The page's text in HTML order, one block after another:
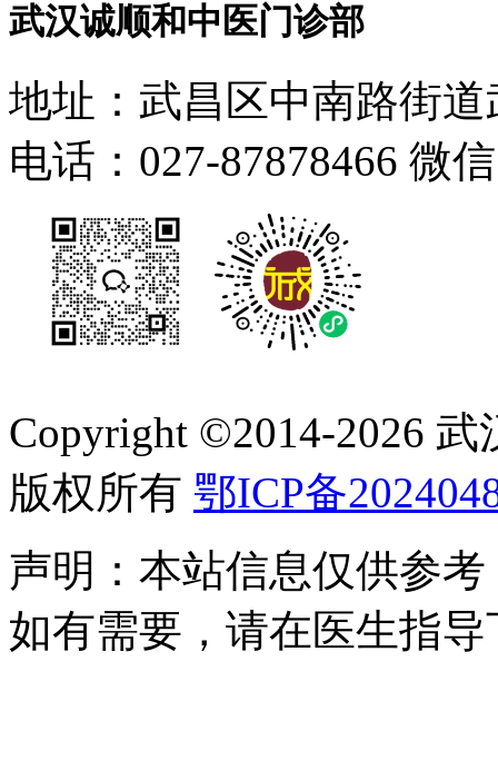
武汉诚顺和中医门诊部
地址：武昌区中南路街
电话：027-87878466 微
Copyright ©2014-2026
版权所有 鄂ICP备
声明：本站信息仅供参
如有需要，请在医生指